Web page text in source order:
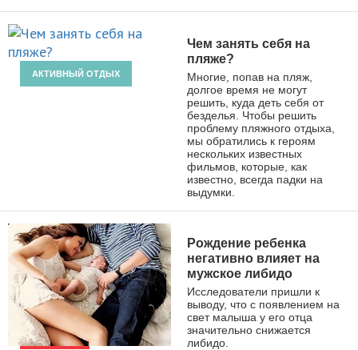
АКТИВНЫЙ ОТДЫХ
Чем занять себя на
пляже?
Многие, попав на пляж,
долгое время не могут
решить, куда деть себя от
безделья. Чтобы решить
проблему пляжного отдыха,
мы обратились к героям
нескольких известных
фильмов, которые, как
известно, всегда падки на
выдумки.
Рождение ребенка
негативно влияет на
мужское либидо
Исследователи пришли к
выводу, что с появлением на
свет малыша у его отца
значительно снижается
либидо.